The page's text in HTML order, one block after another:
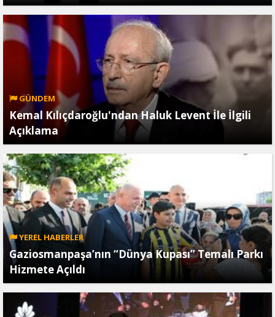
GÜNDEM
Kemal Kılıçdaroğlu'ndan Haluk Levent İle İlgili
Açıklama
YEREL HABERLER
Gaziosmanpaşa’nın “Dünya Kupası” Temalı Parkı
Hizmete Açıldı